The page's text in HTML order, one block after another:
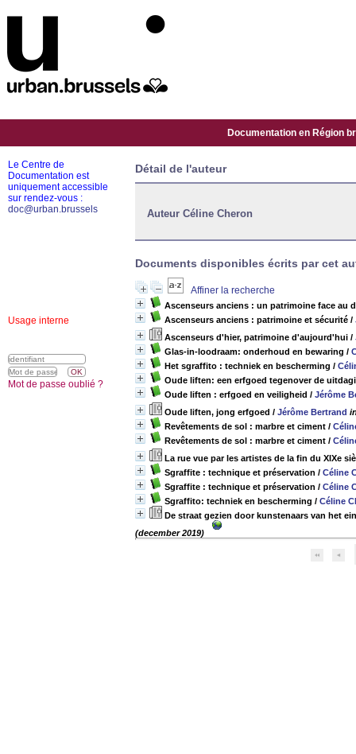
Documentation en Région
Détail de l'auteur
Auteur Céline Cheron
Documents disponibles écrits par cet
Affiner la recherche
Ascenseurs anciens : un patrimoine face au
Ascenseurs anciens : patrimoine et sécurité /
Ascenseurs d'hier, patrimoine d'aujourd'hui /
Glas-in-loodraam: onderhoud en bewaring /
Het sgraffito : techniek en bescherming /
Oude liften: een erfgoed tegenover de
Oude liften : erfgoed en veiligheid / Jérôme
Oude liften, jong erfgoed / Jérôme Bertrand
Revêtements de sol : marbre et ciment /
Revêtements de sol : marbre et ciment /
La rue vue par les artistes de la fin du XIXe
Sgraffite : technique et préservation / Céline
Sgraffite : technique et préservation / Céline
Sgraffito: techniek en bescherming / Céline
De straat gezien door kunstenaars van het
(december 2019)
Le Centre de
Documentation est
uniquement accessible
sur rendez-vous :
doc@urban.brussels
Usage interne
Mot de passe oublié ?